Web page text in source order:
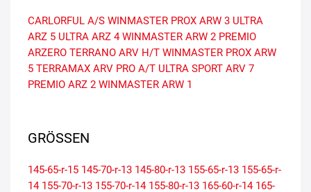
CARLORFUL A/S WINMASTER PROX ARW 3 ULTRA
ARZ 5 ULTRA ARZ 4 WINMASTER ARW 2 PREMIO
ARZERO TERRANO ARV H/T WINMASTER PROX ARW
5 TERRAMAX ARV PRO A/T ULTRA SPORT ARV 7
PREMIO ARZ 2 WINMASTER ARW 1
GRÖSSEN
145-65-r-15 145-70-r-13 145-80-r-13 155-65-r-13 155-65-r-
14 155-70-r-13 155-70-r-14 155-80-r-13 165-60-r-14 165-